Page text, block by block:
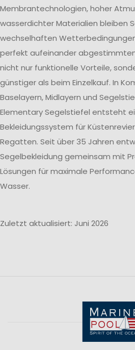
Membrantechnologien, hoher
wasserdichter Materialien bleiben
wechselhaften
perfekt aufeinander
nicht nur funktionelle Vorteile,
günstiger als beim Einzelkauf. In
Baselayern, Midlayern und
Elementary Segelstiefel entsteht
Bekleidungssystem für
Regatten. Seit über 35 Jahren
Segelbekleidung gemeinsam mit
Lösungen für maximale
Wasser.
Zuletzt aktualisiert: Juni 2026